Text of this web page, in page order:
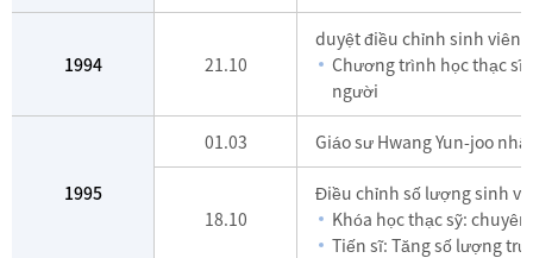
1994 21.10
duyệt điều chỉnh sinh viên
Chương trình học thạc
người
1995
01.03 Giáo sư Hwang Yun-joo
18.10
Điều chỉnh số lượng sinh
Khóa học thạc sỹ:
Tiến sĩ: Tăng số lượng